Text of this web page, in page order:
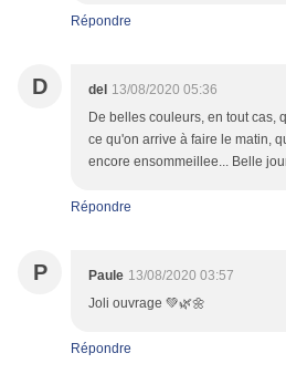
Répondre
D del 13/08/2020 05:36
De belles couleurs, en tout cas,
ce qu'on arrive à faire le matin,
encore ensommeillee... Belle
Répondre
P Paule 13/08/2020 03:57
Joli ouvrage 💚🌿🌼
Répondre